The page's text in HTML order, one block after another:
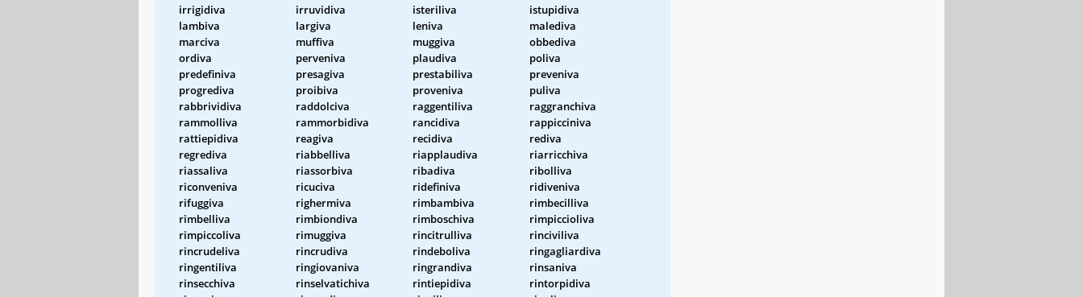
irrigidiva
irruvidiva isteriliva
istupidiva
lambiva
largiva leniva
malediva
marciva
muffiva muggiva
obbediva
ordiva
perveniva plaudiva
poliva
predefiniva
presagiva prestabiliva
preveniva
progrediva
proibiva proveniva
puliva
rabbrividiva
raddolciva raggentiliva
raggranchiva
rammolliva
rammorbidiva rancidiva
rappicciniva
rattiepidiva
reagiva recidiva
rediva
regrediva
riabbelliva riapplaudiva
riarricchiva
riassaliva
riassorbiva ribadiva
ribolliva
riconveniva
ricuciva ridefiniva
ridiveniva
rifuggiva
righermiva rimbambiva
rimbecilliva
rimbelliva
rimbiondiva rimboschiva
rimpiccioliva
rimpiccoliva
rimuggiva rincitrulliva
rinciviliva
rincrudeliva
rincrudiva rindeboliva
ringagliardiva
ringentiliva
ringiovaniva ringrandiva
rinsaniva
rinsecchiva
rinselvatichiva rintiepidiva
rintorpidiva